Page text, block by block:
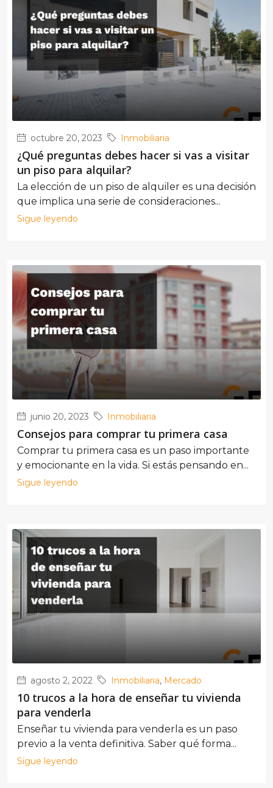
octubre 20, 2023 Inmobiliaria
¿Qué preguntas debes hacer si vas a visitar
un piso para alquilar?
La elección de un piso de alquiler es una decisión
que implica una serie de consideraciones...
Sigue leyendo
junio 20, 2023 Inmobiliaria
Consejos para comprar tu primera casa
Comprar tu primera casa es un paso importante
y emocionante en la vida. Si estás pensando en...
Sigue leyendo
agosto 2, 2022 Inmobiliaria, Mercado
10 trucos a la hora de enseñar tu vivienda
para venderla
Enseñar tu vivienda para venderla es un paso
previo a la venta definitiva. Saber qué forma...
Sigue leyendo